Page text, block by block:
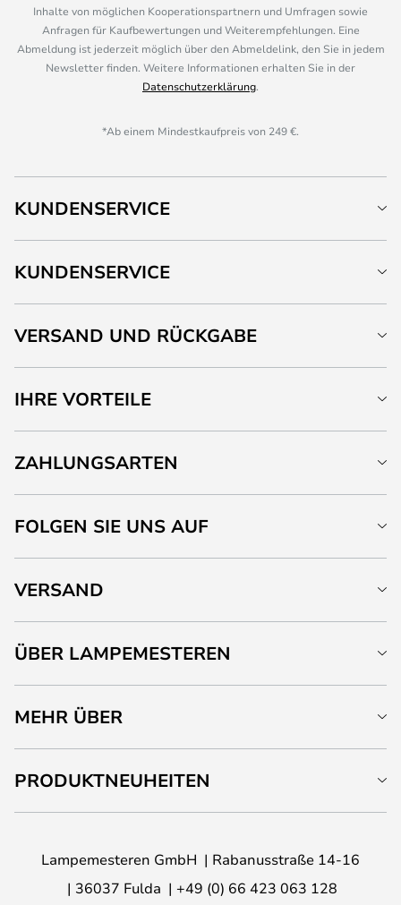
Inhalte von möglichen Kooperationspartnern und Umfragen sowie
Anfragen für Kaufbewertungen und Weiterempfehlungen. Eine
Abmeldung ist jederzeit möglich über den Abmeldelink, den Sie in jedem
Newsletter finden. Weitere Informationen erhalten Sie in der
Datenschutzerklärung.
*Ab einem Mindestkaufpreis von 249 €.
KUNDENSERVICE
KUNDENSERVICE
VERSAND UND RÜCKGABE
IHRE VORTEILE
ZAHLUNGSARTEN
FOLGEN SIE UNS AUF
VERSAND
ÜBER LAMPEMESTEREN
MEHR ÜBER
PRODUKTNEUHEITEN
Lampemesteren GmbH
Rabanusstraße 14-16
36037 Fulda
+49 (0) 66 423 063 128